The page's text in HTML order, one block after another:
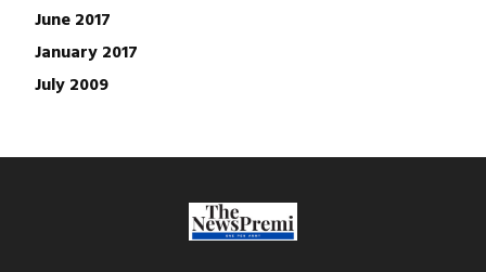
June 2017
January 2017
July 2009